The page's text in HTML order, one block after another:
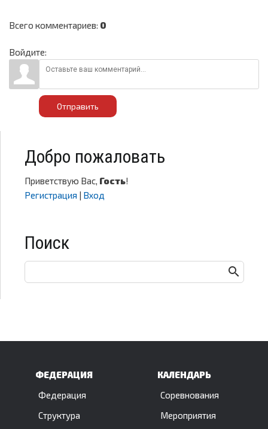
Всего комментариев: 0
Войдите:
Отправить
Добро пожаловать
Приветствую Вас, Гость!
Регистрация | Вход
Поиск
ФЕДЕРАЦИЯ
Федерация
Структура
КАЛЕНДАРЬ
Соревнования
Мероприятия